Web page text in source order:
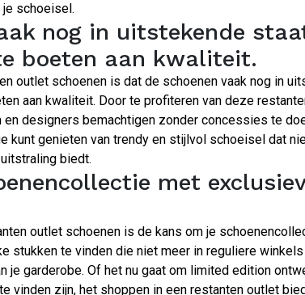
schoeisel.
nog in uitstekende
boeten aan kwaliteit.
outlet schoenen is dat de schoenen vaak nog in
aan kwaliteit. Door te profiteren van deze
en designers bemachtigen zonder concessies te
kunt genieten van trendy en stijlvol schoeisel dat
biedt.
met
outlet schoenen is de kans om je
stukken te vinden die niet meer in reguliere
je garderobe. Of het nu gaat om limited edition
vinden zijn, het shoppen in een restanten outlet